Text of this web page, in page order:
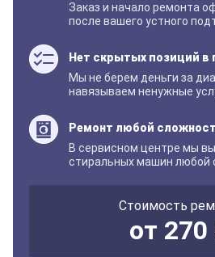
Заказ и начало ремонта
после вашего устного
Нет скрытых позиций в
Мы не берем деньги за
навязываем ненужные
Ремонт любой
В сервисном центре мы
стиральных машин любой
Стоимость
от